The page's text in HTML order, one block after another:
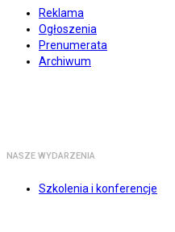
Reklama
Ogłoszenia
Prenumerata
Archiwum
NASZE WYDARZENIA
Szkolenia i konferencje